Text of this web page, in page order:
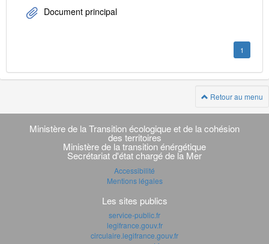
Document principal
1
Retour au menu
Navigation
transverse
Ministère de la Transition écologique et de la cohésion
des territoires
Ministère de la transition énérgétique
Secrétariat d'état chargé de la Mer
Accessibilité
Mentions légales
Les sites publics
service-public.fr
legifrance.gouv.fr
circulaire.legifrance.gouv.fr